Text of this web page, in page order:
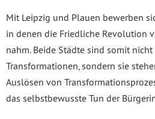
Mit Leipzig und Plauen bewerben
in denen die Friedliche Revolution
nahm. Beide Städte sind somit
Transformationen, sondern sie
Auslösen von
das selbstbewusste Tun der